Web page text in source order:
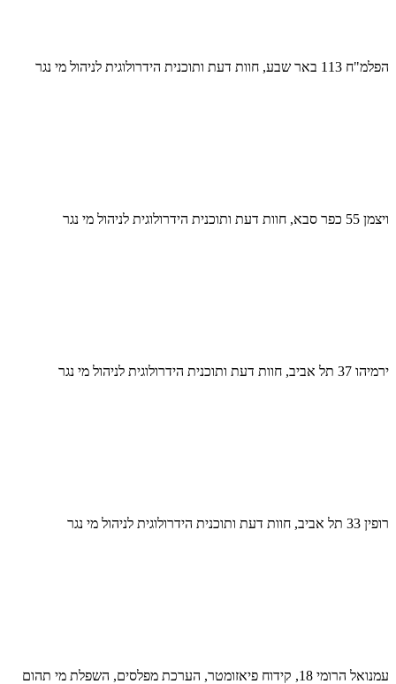
הפלמ"ח 113 באר שבע, חוות דעת ותוכנית הידרולוגית לניהול מי נגר
ויצמן 55 כפר סבא, חוות דעת ותוכנית הידרולוגית לניהול מי נגר
ירמיהו 37 תל אביב, חוות דעת ותוכנית הידרולוגית לניהול מי נגר
רופין 33 תל אביב, חוות דעת ותוכנית הידרולוגית לניהול מי נגר
עמנואל הרומי 18, קידוח פיאזומטר, הערכת מפלסים, השפלת מי תהום